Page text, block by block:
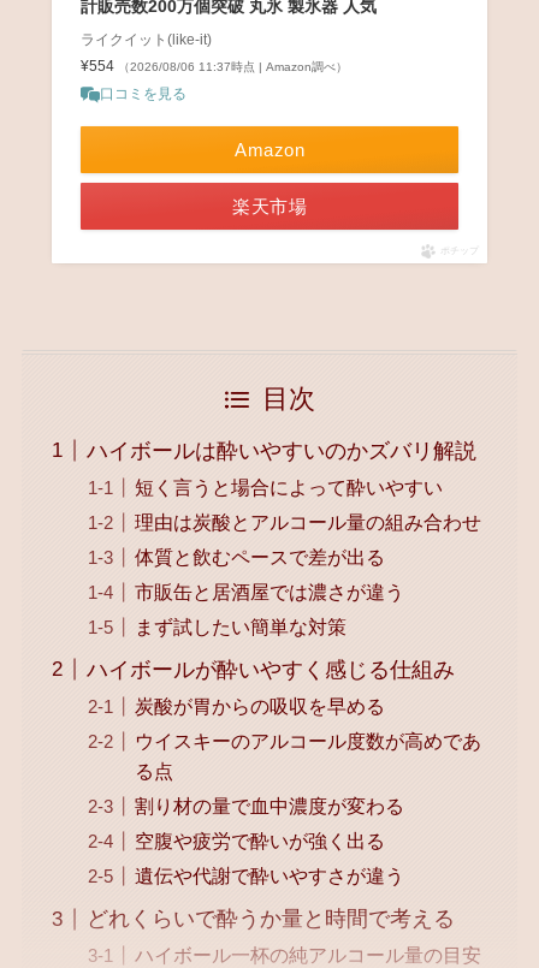
計販売数200万個突破 丸氷 製氷器 人気
ライクイット(like-it)
¥554
（2026/08/06 11:37時点 | Amazon調べ）
口コミを見る
Amazon
楽天市場
ポチップ
目次
ハイボールは酔いやすいのかズバリ解説
短く言うと場合によって酔いやすい
理由は炭酸とアルコール量の組み合わせ
体質と飲むペースで差が出る
市販缶と居酒屋では濃さが違う
まず試したい簡単な対策
ハイボールが酔いやすく感じる仕組み
炭酸が胃からの吸収を早める
ウイスキーのアルコール度数が高めであ
る点
割り材の量で血中濃度が変わる
空腹や疲労で酔いが強く出る
遺伝や代謝で酔いやすさが違う
どれくらいで酔うか量と時間で考える
ハイボール一杯の純アルコール量の目安